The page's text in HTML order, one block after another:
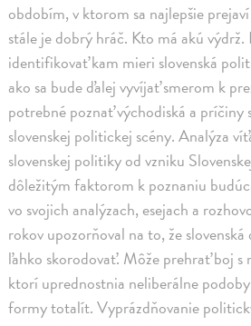
obdobím, v ktorom sa najlepšie
stále je dobrý hráč. Kto má akú
identifikovať kam mieri slovenská
ako sa bude ďalej vyvíjať smerom k
potrebné poznať východiská a príčiny
slovenskej politickej scény. Analýza
slovenskej politiky od vzniku
dôležitým faktorom k poznaniu
vo svojich analýzach, esejach a
rokov upozorňoval na to, že
ľahko skorodovať. Môže prehrať boj
ktorí uprednostnia neliberálne
formy totalít. Vyprázdňovanie